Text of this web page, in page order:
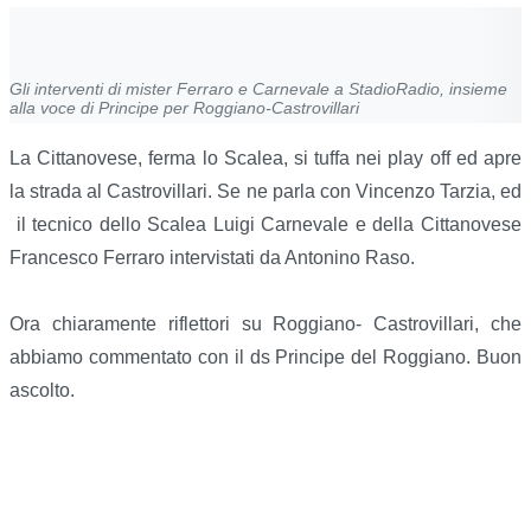
Gli interventi di mister Ferraro e Carnevale a StadioRadio, insieme
alla voce di Principe per Roggiano-Castrovillari
La Cittanovese, ferma lo Scalea, si tuffa nei play off ed apre
la strada al Castrovillari. Se ne parla con Vincenzo Tarzia, ed
il tecnico dello Scalea Luigi Carnevale e della Cittanovese
Francesco Ferraro intervistati da Antonino Raso.
Ora chiaramente riflettori su Roggiano- Castrovillari, che
abbiamo commentato con il ds Principe del Roggiano. Buon
ascolto.